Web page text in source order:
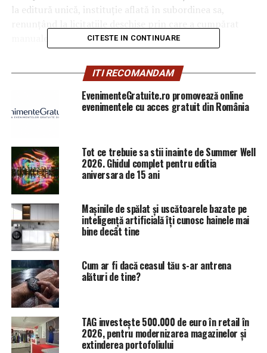
la editură unică, instituţie aflată în subordinea sa,
manuale în fiecare an, până acum.
Cel care a lansat acest proces a fost Liviu Pop, iar
manualele au fost editate, printate şi aduse la clase sub
mandatul de ministru al Educaţiei deţinut de Valentin
Popa, cu Maria Nistor şefă şi astăzi a Editurii Didactice şi
Pedagogice.
Ministerul a continuat să facă manualele la editură
unică, încălcând decizia Curţii Constituţionale – care a
declarat neconstituţională înfiinţarea Editurii unice.
Toate greşelile făcute în manualul de matematică pot fi
văzuteaici.
ARTICOLE PE ACEIASI TEMA:
URMATORUL
Dosarul lui TOADER, închis în timp RECORD. Ce au decis
procurorii | Sibiul de AZI
Lovitură neaşteptată pentru Liviu Dragnea. Dosarul DNA
care îl pune la zid | Sibiul de AZI
CITESTE IN CONTINUARE
ITI RECOMANDAM
EvenimenteGratuite.ro promovează online
evenimentele cu acces gratuit din România
Tot ce trebuie sa stii inainte de Summer Well
2026. Ghidul complet pentru editia
aniversara de 15 ani
Mașinile de spălat și uscătoarele bazate pe
inteligență artificială îți cunosc hainele mai
bine decât tine
Cum ar fi dacă ceasul tău s-ar antrena
alături de tine?
TAG investește 500.000 de euro în retail în
2026, pentru modernizarea magazinelor și
extinderea portofoliului